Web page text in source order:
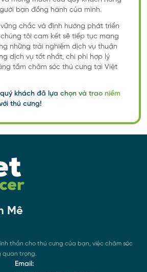
bạn đồng hành của mình.
chắc và định hướng phát triển
chúng tôi cam kết sẽ tiếp tục mang
những trải nghiệm dịch vụ thuận
dịch vụ tốt nhất, chi phí hợp lý
tầm chăm sóc thú cưng tại Việt
khách đã lựa chọn và trao niềm
thú cưng!
Mê
thần cho thú cưng của bạn, việc chăm sóc
quan trọng.
Email: